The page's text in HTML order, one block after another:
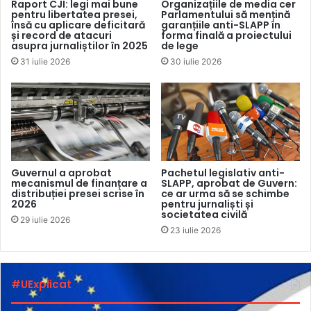
În cadrul ședinței CA din 12 mai 2023,Grigore Chițanu
șeful secției juridice a autorității, a propus membrilor să
examineze oportunitatea anulării sancțiunii. „După
la adoptarea deciziei au fost comise unele erori”, a
precizat el.
Decizia de anulare a sancțiunii impuse furnizorului Elita TV
pentru (ne)respectarea obligației de a uniformiza nivelul
sonor al programelor audiovizuale cu cel utilizat în cazul
difuzării publicității a fost aprobată prin voturile tuturor
celor șase membri prezenți la ședință.
Întrebat de membrul CARuslan Mihalevschidespre
evoluția cauzei inițiate în instanța de judecată, care se află
în prezent în examinare
la Judecătoria Chișinău, șeful
secției juridice a CA a precizat că decizia de anulare a
Raport CJI: legi mai bune
pentru libertatea presei,
însă cu aplicare deficitară
și record de atacuri
asupra jurnaliștilor în 2025
31 iulie 2026
Organizațiile de media cer
Parlamentului să mențină
garanțiile anti-SLAPP în
forma finală a proiectului
de lege
30 iulie 2026
Guvernul a aprobat
mecanismul de finanțare a
distribuției presei scrise în
2026
29 iulie 2026
Pachetul legislativ anti-
SLAPP, aprobat de Guvern:
ce ar urma să se schimbe
pentru jurnaliști și
societatea civilă
23 iulie 2026
#UExplicat